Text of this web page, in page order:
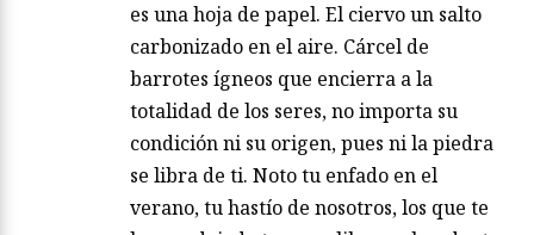
es una hoja de papel. El ciervo un salto
carbonizado en el aire. Cárcel de
barrotes ígneos que encierra a la
totalidad de los seres, no importa su
condición ni su origen, pues ni la piedra
se libra de ti. Noto tu enfado en el
verano, tu hastío de nosotros, los que te